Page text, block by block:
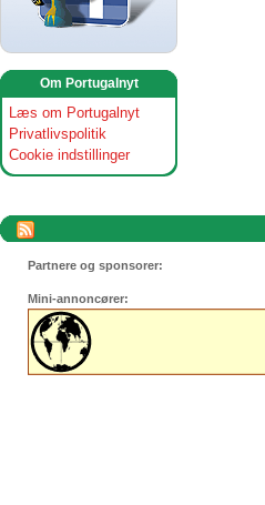
Om Portugalnyt
Læs om Portugalnyt
Privatlivspolitik
Cookie indstillinger
Partnere og sponsorer:
Mini-annoncører: